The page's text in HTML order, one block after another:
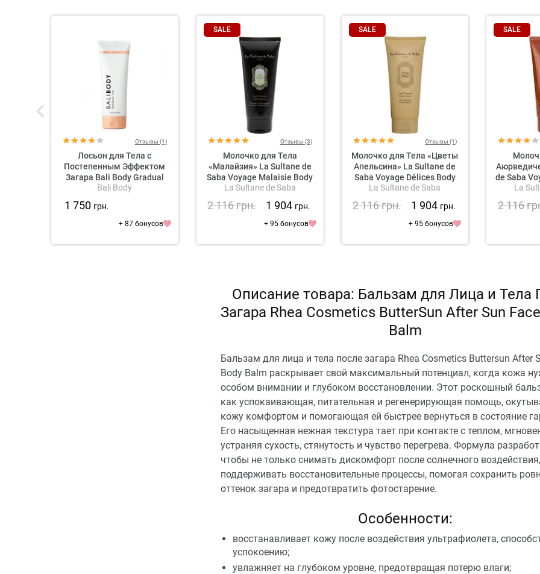
Отзывы (1)
Лосьон для Тела с
Постепенным Эффектом
Загара Bali Body Gradual
Tan
Bali Body
1 750 грн.
+ 87 бонусов
SALE
Отзывы (3)
Молочко для Тела
«Малайзия» La Sultane de
Saba Voyage Malaisie Body
Lotion Champaka - Tropical
La Sultane de Saba
2 116грн. 1 904 грн.
+ 95 бонусов
SALE
Отзывы (1)
Молочко для Тела «Цветы
Апельсина» La Sultane de
Saba Voyage Délices Body
Lotion Orange Blossom
La Sultane de Saba
2 116грн. 1 904 грн.
+ 95 бонусов
SALE
de Saba
Lotion
La
2 116
Описание товара: Бальзам для Лица и Тела
Загара Rhea Cosmetics ButterSun After Sun
Balm
Бальзам для лица и тела после загара Rhea Cosmetics Buttersun After
Body Balm раскрывает свой максимальный потенциал, когда кожа
особом внимании и глубоком восстановлении. Этот роскошный
как успокаивающая, питательная и регенерирующая помощь,
кожу комфортом и помогающая ей быстрее вернуться в состояние
Его насыщенная нежная текстура тает при контакте с теплом,
устраняя сухость, стянутость и чувство перегрева. Формула
чтобы не только снимать дискомфорт после солнечного
поддерживать восстановительные процессы, помогая сохранить
оттенок загара и предотвратить фотостарение.
Особенности:
восстанавливает кожу после воздействия ультрафиолета,
успокоению;
увлажняет на глубоком уровне, предотвращая потерю влаги;